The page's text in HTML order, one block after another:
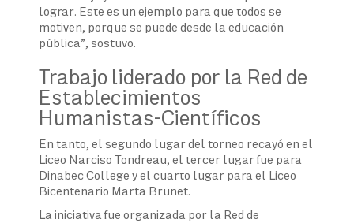
lograr. Este es un ejemplo para que todos se
motiven, porque se puede desde la educación
pública”, sostuvo.
Trabajo liderado por la Red de
Establecimientos
Humanistas-Científicos
En tanto, el segundo lugar del torneo recayó en el
Liceo Narciso Tondreau, el tercer lugar fue para
Dinabec College y el cuarto lugar para el Liceo
Bicentenario Marta Brunet.
La iniciativa fue organizada por la Red de